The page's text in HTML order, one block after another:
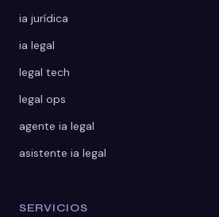
ia jurídica
ia legal
legal tech
legal ops
agente ia legal
asistente ia legal
SERVICIOS